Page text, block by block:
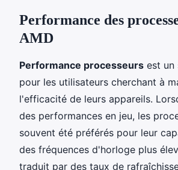
Performance des
AMD
Performance processeurs est un
pour les utilisateurs cherchant à
l'efficacité de leurs appareils.
des performances en jeu, les
souvent été préférés pour leur
des fréquences d'horloge plus
traduit par des taux de